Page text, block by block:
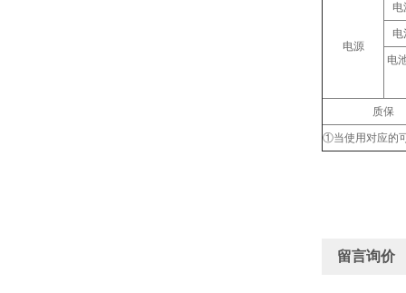
电源
电
电
电
质保
①当使用对应的
留言询价